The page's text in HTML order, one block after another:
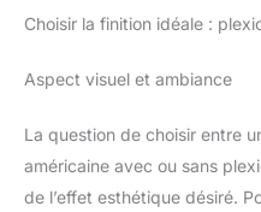
Choisir la finition idéale :
Aspect visuel et ambiance
La question de choisir entre
américaine avec ou sans
de l’effet esthétique désiré.